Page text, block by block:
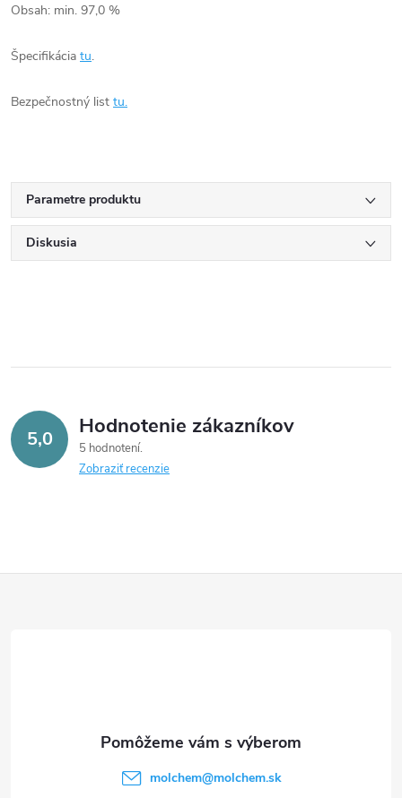
Obsah: min. 97,0 %
Špecifikácia tu.
Bezpečnostný list tu.
Parametre produktu
Diskusia
5,0 Hodnotenie zákazníkov
5 hodnotení
Zobraziť recenzie
molchem@molchem.sk